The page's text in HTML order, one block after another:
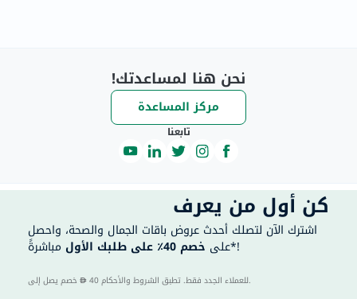
نحن هنا لمساعدتك!
مركز المساعدة
تابعنا
كن أول من يعرف
اشترك الآن لتصلك أحدث عروض باقات الجمال والصحة، واحصل
على خصم 40٪ على طلبك الأول مباشرةً*!
40 للعملاء الجدد فقط. تطبق الشروط والأحكام.